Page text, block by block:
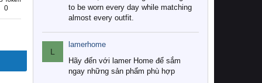
0
to be worn every day while matching
almost every outfit.
L
lamerhome
Hãy đến với lamer Home để sắm
ngay những sản phẩm phù hợp